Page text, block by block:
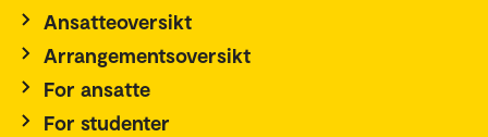
Ansatteoversikt
Arrangementsoversikt
For ansatte
For studenter